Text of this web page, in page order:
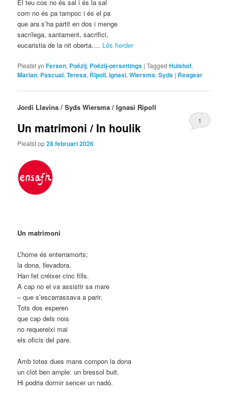
El teu cos no és sal i és la sal
com no és pa tampoc i és el pa
que ara s’ha partit en dos i menge
sacrílega, santament, sacrifici,
eucaristia de la nit oberta.… Lês fierder
Pleatst yn Fersen, Poëzij, Poëzij-oersettings |Tagged Hulshof.
Marian, Pascual. Teresa, Ripoll. Ignasi,Wiersma. Syds | Reagear
Jordi Llavina / Syds Wiersma / Ignasi Ripoll
Un matrimoni / In houlik
Pleatst op28 februari 2026
1
Un matrimoni
L’home és enterramorts;
la dona, llevadora.
Han fet créixer cinc fills.
A cap no el va assistir sa mare
– que s’escarrassava a parir.
Tots dos esperen
que cap dels nois
no requereixi mai
els oficis del pare.
Amb totes dues mans compon la dona
un clot ben ample: un bressol buit.
Hi podria dormir sencer un nadó.